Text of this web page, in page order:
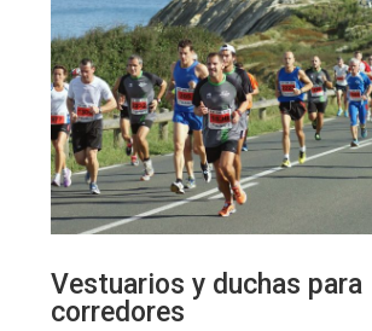
Vestuarios y duchas para
corredores